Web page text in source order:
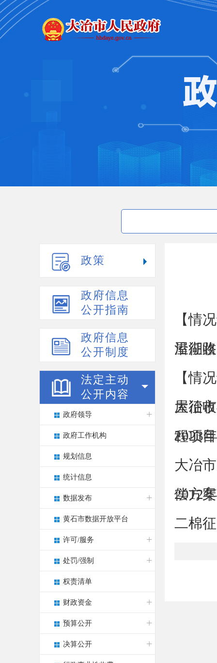
政策
政府信息
公开指南
政府信息
公开制度
法定主动
公开内容
政府领导
政府工作机构
规划信息
统计信息
数据发布
黄石市数据开放平台
许可/服务
处罚/强制
权责清单
财政资金
预算公开
决算公开
【情
屋征
沿湖
【情
屋征
大冶
程项
2023
大冶
偿方案
2012
二棉